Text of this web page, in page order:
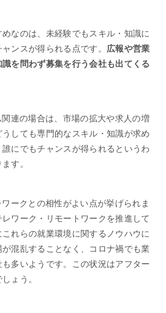
なのは、未経験でもスキル・知識に
ンスが得られる点です。 広報や営業
を問わず募集を行う会社も出てくる
連の場合は、市場の拡大や求人の増
しても専門的なスキル・知識が求め
にでもチャンスが得られるというわ
す。
ークとの相性がよい点が挙げられま
ワーク・リモートワークを推進して
れらの就業環境に関するノウハウに
混乱することなく、コロナ禍でも業
多いようです。この状況はアフター
ょう。